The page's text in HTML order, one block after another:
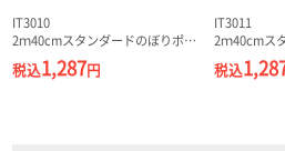
IT3010
2ｍ40cmスタンダードのぼりポール(2段伸縮)＋特価注水台(てんとー君)セット(白)
税込1,287円
IT3011
2ｍ40cmスタンダードのぼりポ
税込